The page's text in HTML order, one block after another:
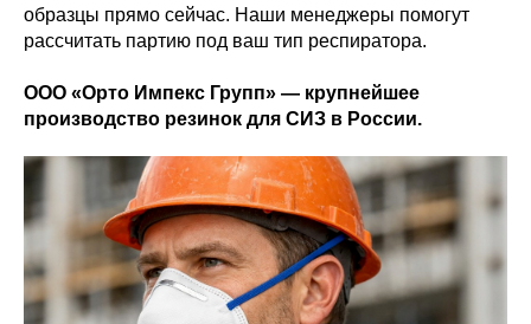
образцы прямо сейчас. Наши менеджеры помогут
рассчитать партию под ваш тип респиратора.
ООО «Орто Импекс Групп» — крупнейшее
производство резинок для СИЗ в России.